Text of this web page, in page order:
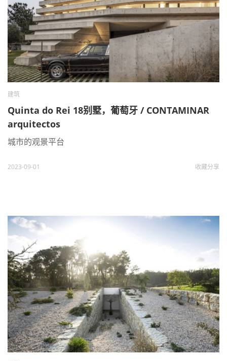
建筑
Quinta do Rei 18别墅，葡萄牙 / CONTAMINAR
arquitectos
城市的观景平台
2023-09-01 收藏分享